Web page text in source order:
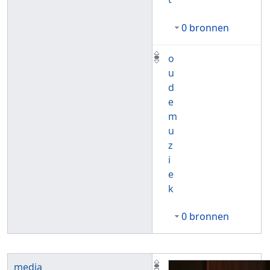
0 bronnen
o
u
d
e
m
u
z
i
e
k
0 bronnen
media